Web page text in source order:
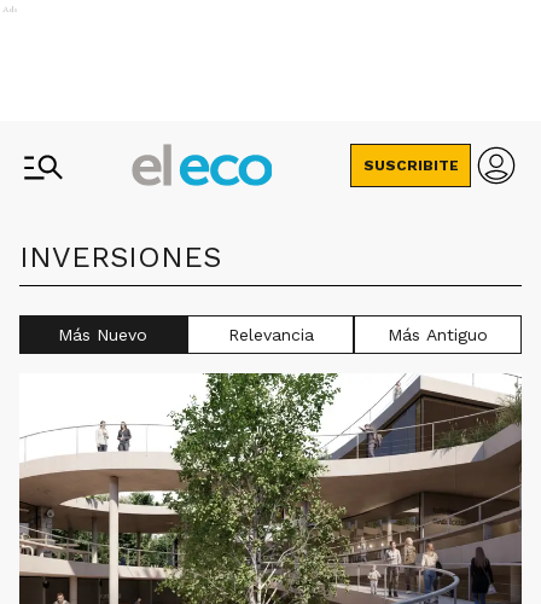
Ads
SUSCRIBITE
INVERSIONES
Más Nuevo Relevancia Más Antiguo